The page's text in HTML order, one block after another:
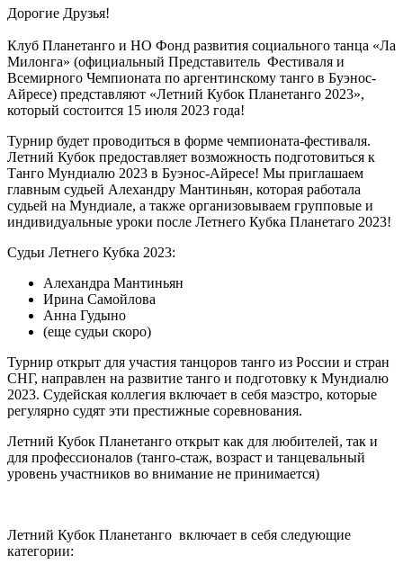
Дорогие Друзья!
Клуб Планетанго и НО Фонд развития социального танца «Ла
Милонга» (официальный Представитель Фестиваля и
Всемирного Чемпионата по аргентинскому танго в Буэнос-
Айресе) представляют «Летний Кубок Планетанго 2023»,
который состоится 15 июля 2023 года!
Турнир будет проводиться в форме чемпионата-фестиваля.
Летний Кубок предоставляет возможность подготовиться к
Танго Мундиалю 2023 в Буэнос-Айресе! Мы приглашаем
главным судьей Алехандру Мантиньян, которая работала
судьей на Мундиале, а также организовываем групповые и
индивидуальные уроки после Летнего Кубка Планетаго 2023!
Судьи Летнего Кубка 2023:
Алехандра Мантиньян
Ирина Самойлова
Анна Гудыно
(еще судьи скоро)
Турнир открыт для участия танцоров танго из России и стран
СНГ, направлен на развитие танго и подготовку к Мундиалю
2023. Судейская коллегия включает в себя маэстро, которые
регулярно судят эти престижные соревнования.
Летний Кубок Планетанго открыт как для любителей, так и
для профессионалов (танго-стаж, возраст и танцевальный
уровень участников во внимание не принимается)
Летний Кубок Планетанго включает в себя следующие
категории: